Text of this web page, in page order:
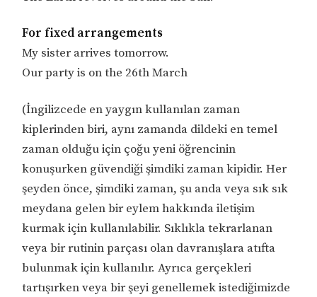
For fixed arrangements
My sister arrives tomorrow.
Our party is on the 26th March
(İngilizcede en yaygın kullanılan zaman
kiplerinden biri, aynı zamanda dildeki en temel
zaman olduğu için çoğu yeni öğrencinin
konuşurken güvendiği şimdiki zaman kipidir. Her
şeyden önce, şimdiki zaman, şu anda veya sık sık
meydana gelen bir eylem hakkında iletişim
kurmak için kullanılabilir. Sıklıkla tekrarlanan
veya bir rutinin parçası olan davranışlara atıfta
bulunmak için kullanılır. Ayrıca gerçekleri
tartışırken veya bir şeyi genellemek istediğimizde